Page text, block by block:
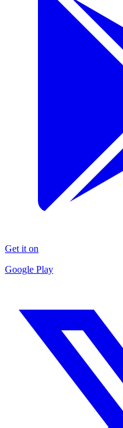
Get it on
Google Play